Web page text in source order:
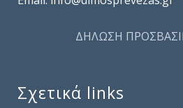
ΔΗΛΩΣΗ
Σχετικά links